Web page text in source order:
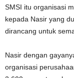
SMSI itu organisasi
kepada Nasir yang
dirancang untuk
Nasir dengan
organisasi